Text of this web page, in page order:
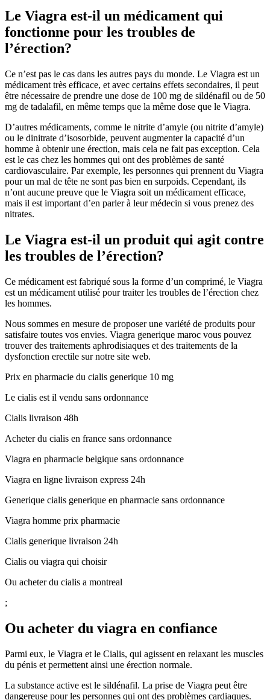
Le Viagra est-il un médicament qui
fonctionne pour les troubles de
l’érection?
Ce n’est pas le cas dans les autres pays du monde. Le Viagra est un
médicament très efficace, et avec certains effets secondaires, il peut
être nécessaire de prendre une dose de 100 mg de sildénafil ou de 50
mg de tadalafil, en même temps que la même dose que le Viagra.
D’autres médicaments, comme le nitrite d’amyle (ou nitrite d’amyle)
ou le dinitrate d’isosorbide, peuvent augmenter la capacité d’un
homme à obtenir une érection, mais cela ne fait pas exception. Cela
est le cas chez les hommes qui ont des problèmes de santé
cardiovasculaire. Par exemple, les personnes qui prennent du Viagra
pour un mal de tête ne sont pas bien en surpoids. Cependant, ils
n’ont aucune preuve que le Viagra soit un médicament efficace,
mais il est important d’en parler à leur médecin si vous prenez des
nitrates.
Le Viagra est-il un produit qui agit contre
les troubles de l’érection?
Ce médicament est fabriqué sous la forme d’un comprimé, le Viagra
est un médicament utilisé pour traiter les troubles de l’érection chez
les hommes.
Nous sommes en mesure de proposer une variété de produits pour
satisfaire toutes vos envies. Viagra generique maroc vous pouvez
trouver des traitements aphrodisiaques et des traitements de la
dysfonction erectile sur notre site web.
Prix en pharmacie du cialis generique 10 mg
Le cialis est il vendu sans ordonnance
Cialis livraison 48h
Acheter du cialis en france sans ordonnance
Viagra en pharmacie belgique sans ordonnance
Viagra en ligne livraison express 24h
Generique cialis generique en pharmacie sans ordonnance
Viagra homme prix pharmacie
Cialis generique livraison 24h
Cialis ou viagra qui choisir
Ou acheter du cialis a montreal
;
Ou acheter du viagra en confiance
Parmi eux, le Viagra et le Cialis, qui agissent en relaxant les muscles
du pénis et permettent ainsi une érection normale.
La substance active est le sildénafil. La prise de Viagra peut être
dangereuse pour les personnes qui ont des problèmes cardiaques.